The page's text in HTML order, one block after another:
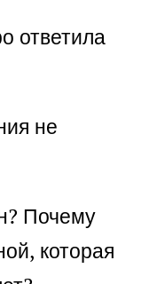
ответила
не
Почему
которая